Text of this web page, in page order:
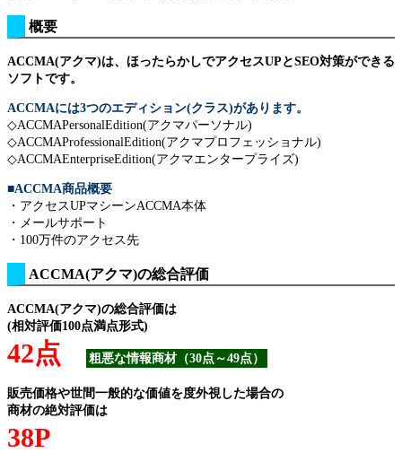
概要
ACCMA(アクマ)は、ほったらかしでアクセスUPとSEO対策ができる
ソフトです。
ACCMAには3つのエディション(クラス)があります。
◇ACCMAPersonalEdition(アクマパーソナル)
◇ACCMAProfessionalEdition(アクマプロフェッショナル)
◇ACCMAEnterpriseEdition(アクマエンタープライズ)
■ACCMA商品概要
・アクセスUPマシーンACCMA本体
・メールサポート
・100万件のアクセス先
ACCMA(アクマ)の総合評価
ACCMA(アクマ)の総合評価は
(相対評価100点満点形式)
42点 粗悪な情報商材（30点～49点）
販売価格や世間一般的な価値を度外視した場合の
商材の絶対評価は
38P